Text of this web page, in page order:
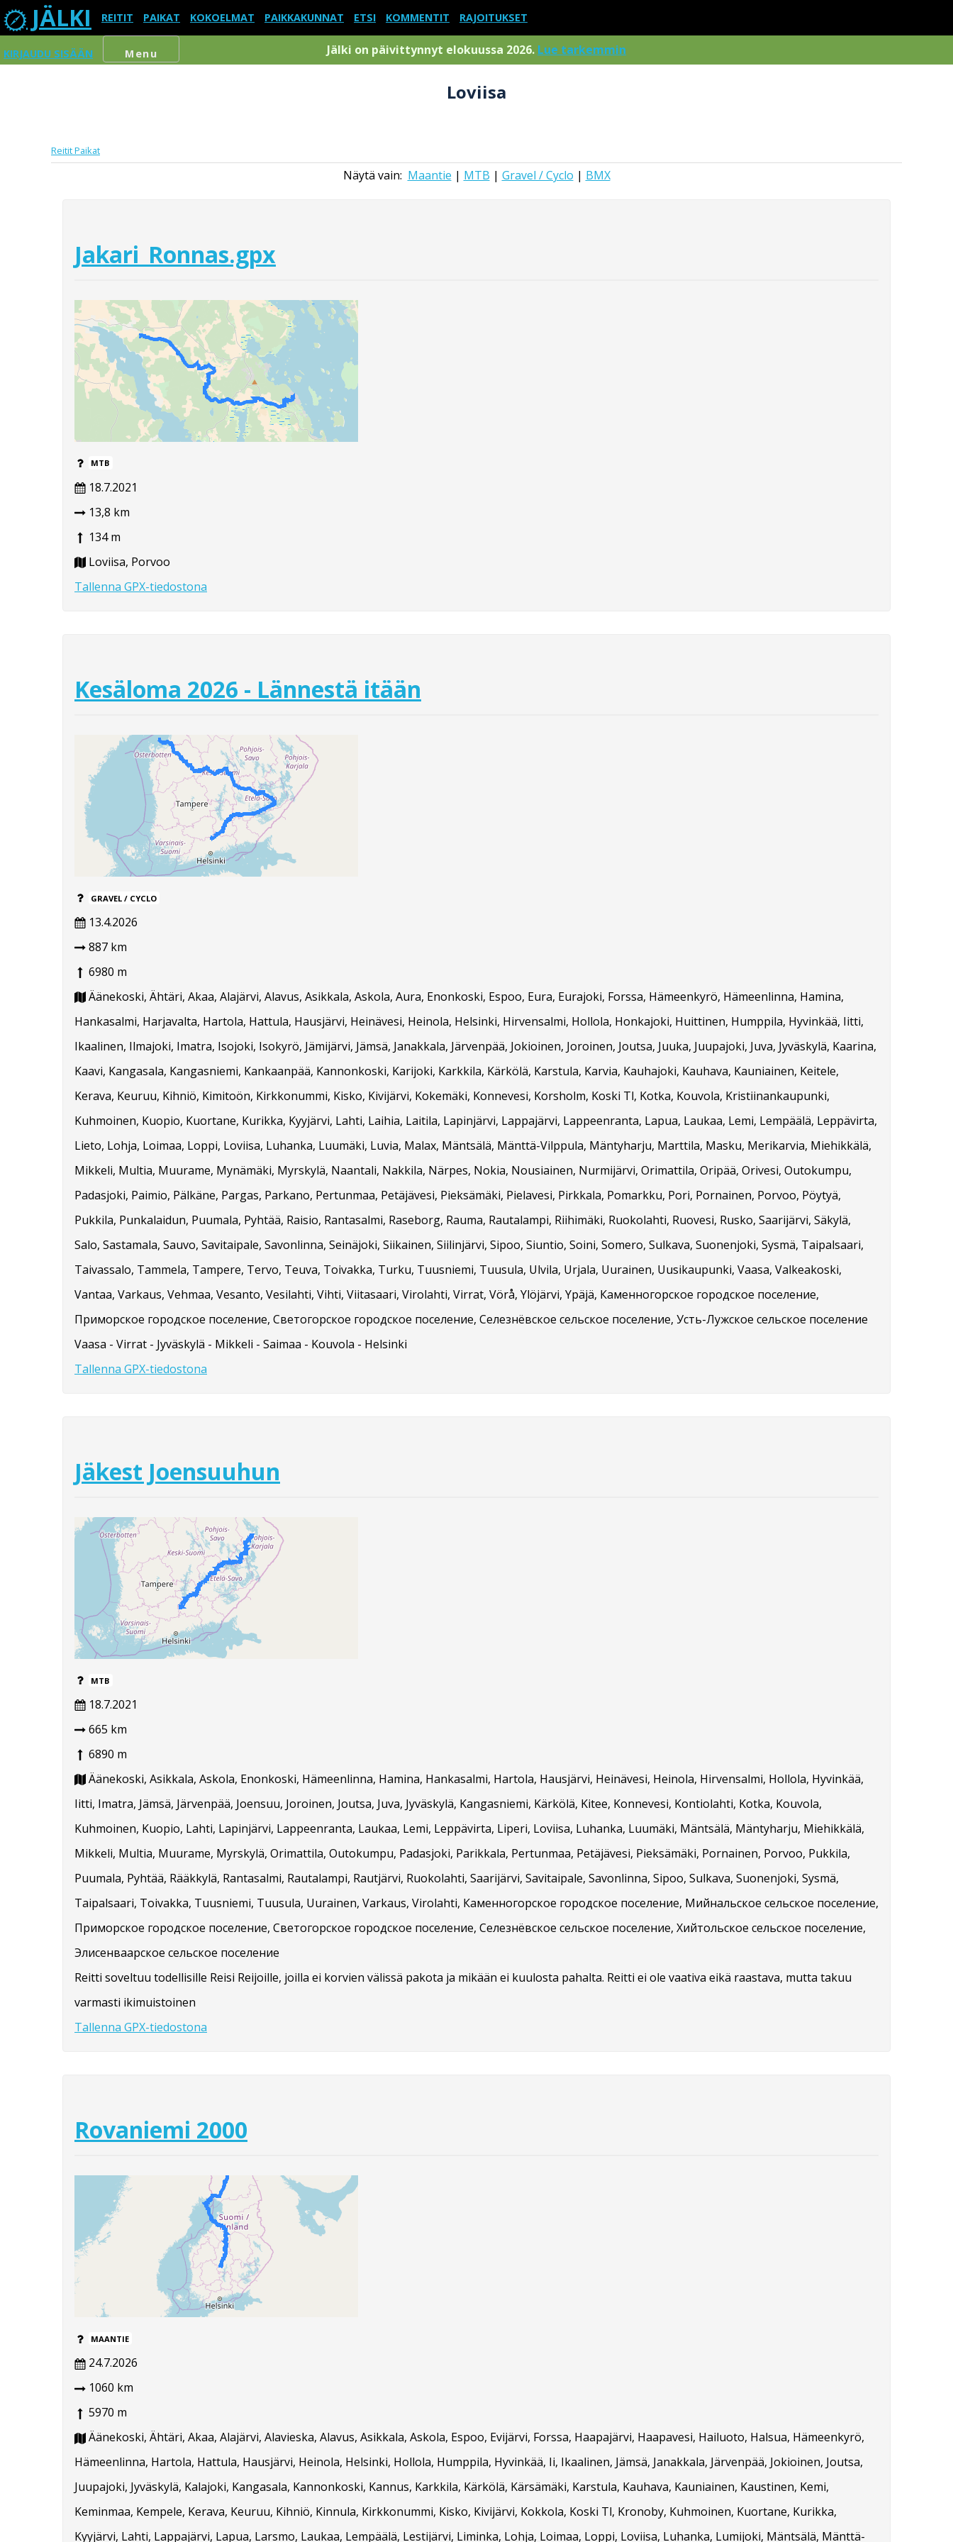
JÄLKI REITIT PAIKAT KOKOELMAT PAIKKAKUNNAT ETSI KOMMENTIT RAJOITUKSET
KIRJAUDU SISÄÄN Menu Jälki on päivittynnyt elokuussa 2026. Lue tarkemmin
Loviisa
ReititPaikat
Näytä vain: Maantie | MTB | Gravel / Cyclo | BMX
Jakari_Ronnas.gpx
MTB
18.7.2021
13,8 km
134 m
Loviisa, Porvoo
Tallenna GPX-tiedostona
Kesäloma 2026 - Lännestä itään
GRAVEL / CYCLO
13.4.2026
887 km
6980 m
Äänekoski, Ähtäri, Akaa, Alajärvi, Alavus, Asikkala, Askola, Aura, Enonkoski, Espoo, Eura, Eurajoki, Forssa, Hämeenkyrö, Hämeenlinna, Hamina,
Hankasalmi, Harjavalta, Hartola, Hattula, Hausjärvi, Heinävesi, Heinola, Helsinki, Hirvensalmi, Hollola, Honkajoki, Huittinen, Humppila, Hyvinkää, Iitti,
Ikaalinen, Ilmajoki, Imatra, Isojoki, Isokyrö, Jämijärvi, Jämsä, Janakkala, Järvenpää, Jokioinen, Joroinen, Joutsa, Juuka, Juupajoki, Juva, Jyväskylä, Kaarina,
Kaavi, Kangasala, Kangasniemi, Kankaanpää, Kannonkoski, Karijoki, Karkkila, Kärkölä, Karstula, Karvia, Kauhajoki, Kauhava, Kauniainen, Keitele,
Kerava, Keuruu, Kihniö, Kimitoön, Kirkkonummi, Kisko, Kivijärvi, Kokemäki, Konnevesi, Korsholm, Koski Tl, Kotka, Kouvola, Kristiinankaupunki,
Kuhmoinen, Kuopio, Kuortane, Kurikka, Kyyjärvi, Lahti, Laihia, Laitila, Lapinjärvi, Lappajärvi, Lappeenranta, Lapua, Laukaa, Lemi, Lempäälä, Leppävirta,
Lieto, Lohja, Loimaa, Loppi, Loviisa, Luhanka, Luumäki, Luvia, Malax, Mäntsälä, Mänttä-Vilppula, Mäntyharju, Marttila, Masku, Merikarvia, Miehikkälä,
Mikkeli, Multia, Muurame, Mynämäki, Myrskylä, Naantali, Nakkila, Närpes, Nokia, Nousiainen, Nurmijärvi, Orimattila, Oripää, Orivesi, Outokumpu,
Padasjoki, Paimio, Pälkäne, Pargas, Parkano, Pertunmaa, Petäjävesi, Pieksämäki, Pielavesi, Pirkkala, Pomarkku, Pori, Pornainen, Porvoo, Pöytyä,
Pukkila, Punkalaidun, Puumala, Pyhtää, Raisio, Rantasalmi, Raseborg, Rauma, Rautalampi, Riihimäki, Ruokolahti, Ruovesi, Rusko, Saarijärvi, Säkylä,
Salo, Sastamala, Sauvo, Savitaipale, Savonlinna, Seinäjoki, Siikainen, Siilinjärvi, Sipoo, Siuntio, Soini, Somero, Sulkava, Suonenjoki, Sysmä, Taipalsaari,
Taivassalo, Tammela, Tampere, Tervo, Teuva, Toivakka, Turku, Tuusniemi, Tuusula, Ulvila, Urjala, Uurainen, Uusikaupunki, Vaasa, Valkeakoski,
Vantaa, Varkaus, Vehmaa, Vesanto, Vesilahti, Vihti, Viitasaari, Virolahti, Virrat, Vörå, Ylöjärvi, Ypäjä, Каменногорское городское поселение,
Приморское городское поселение, Светогорское городское поселение, Селезнёвское сельское поселение, Усть-Лужское сельское поселение
Vaasa - Virrat - Jyväskylä - Mikkeli - Saimaa - Kouvola - Helsinki
Tallenna GPX-tiedostona
Jäkest Joensuuhun
MTB
18.7.2021
665 km
6890 m
Äänekoski, Asikkala, Askola, Enonkoski, Hämeenlinna, Hamina, Hankasalmi, Hartola, Hausjärvi, Heinävesi, Heinola, Hirvensalmi, Hollola, Hyvinkää,
Iitti, Imatra, Jämsä, Järvenpää, Joensuu, Joroinen, Joutsa, Juva, Jyväskylä, Kangasniemi, Kärkölä, Kitee, Konnevesi, Kontiolahti, Kotka, Kouvola,
Kuhmoinen, Kuopio, Lahti, Lapinjärvi, Lappeenranta, Laukaa, Lemi, Leppävirta, Liperi, Loviisa, Luhanka, Luumäki, Mäntsälä, Mäntyharju, Miehikkälä,
Mikkeli, Multia, Muurame, Myrskylä, Orimattila, Outokumpu, Padasjoki, Parikkala, Pertunmaa, Petäjävesi, Pieksämäki, Pornainen, Porvoo, Pukkila,
Puumala, Pyhtää, Rääkkylä, Rantasalmi, Rautalampi, Rautjärvi, Ruokolahti, Saarijärvi, Savitaipale, Savonlinna, Sipoo, Sulkava, Suonenjoki, Sysmä,
Taipalsaari, Toivakka, Tuusniemi, Tuusula, Uurainen, Varkaus, Virolahti, Каменногорское городское поселение, Мийнальское сельское поселение,
Приморское городское поселение, Светогорское городское поселение, Селезнёвское сельское поселение, Хийтольское сельское поселение,
Элисенваарское сельское поселение
Reitti soveltuu todellisille Reisi Reijoille, joilla ei korvien välissä pakota ja mikään ei kuulosta pahalta. Reitti ei ole vaativa eikä raastava, mutta takuu
varmasti ikimuistoinen
Tallenna GPX-tiedostona
Rovaniemi 2000
MAANTIE
24.7.2026
1060 km
5970 m
Äänekoski, Ähtäri, Akaa, Alajärvi, Alavieska, Alavus, Asikkala, Askola, Espoo, Evijärvi, Forssa, Haapajärvi, Haapavesi, Hailuoto, Halsua, Hämeenkyrö,
Hämeenlinna, Hartola, Hattula, Hausjärvi, Heinola, Helsinki, Hollola, Humppila, Hyvinkää, Ii, Ikaalinen, Jämsä, Janakkala, Järvenpää, Jokioinen, Joutsa,
Juupajoki, Jyväskylä, Kalajoki, Kangasala, Kannonkoski, Kannus, Karkkila, Kärkölä, Kärsämäki, Karstula, Kauhava, Kauniainen, Kaustinen, Kemi,
Keminmaa, Kempele, Kerava, Keuruu, Kihniö, Kinnula, Kirkkonummi, Kisko, Kivijärvi, Kokkola, Koski Tl, Kronoby, Kuhmoinen, Kuortane, Kurikka,
Kyyjärvi, Lahti, Lappajärvi, Lapua, Larsmo, Laukaa, Lempäälä, Lestijärvi, Liminka, Lohja, Loimaa, Loppi, Loviisa, Luhanka, Lumijoki, Mäntsälä, Mänttä-